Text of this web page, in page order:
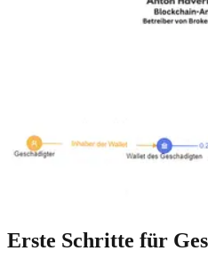
Erste Schritte für